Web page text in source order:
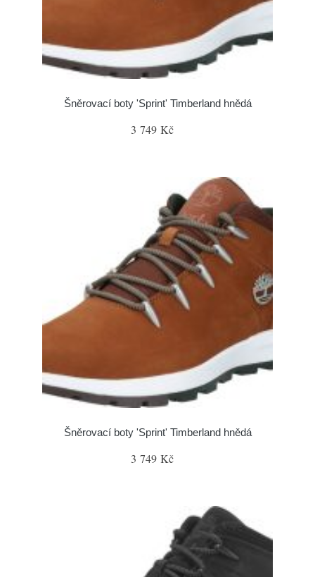
Šněrovací boty 'Sprint' Timberland hnědá
3 749 Kč
Šněrovací boty 'Sprint' Timberland hnědá
3 749 Kč